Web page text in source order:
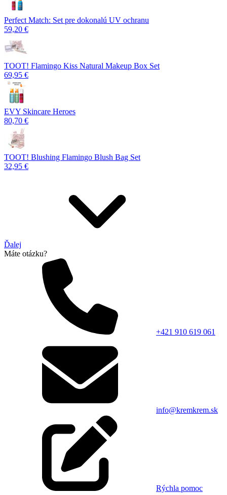
Perfect Match: Set pre dokonalú UV ochranu
59,20 €
TOOT! Flamingo Kiss Natural Makeup Box Set
69,95 €
EVY Skincare Heroes
80,70 €
TOOT! Blushing Flamingo Blush Bag Set
32,95 €
Ďalej
Máte otázku?
+421 910 619 061
info@kremkrem.sk
Rýchla pomoc